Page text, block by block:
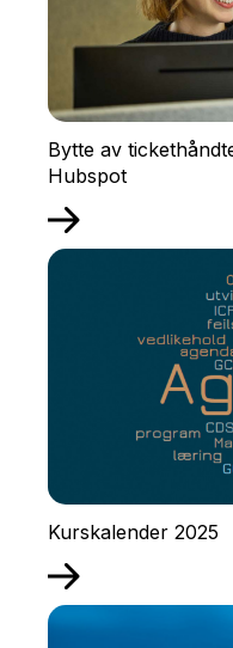
Bytte av
Hubspot
Kurskalender 2025